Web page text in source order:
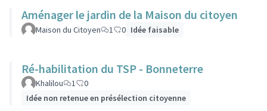
Aménager le jardin de la Maison du citoyen
Maison du Citoyen 1 0 Idée faisable
Ré-habilitation du TSP - Bonneterre
Khalilou 1
0
Idée non retenue en présélection citoyenne